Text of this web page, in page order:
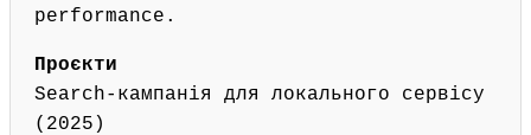
performance.
Проєкти
Search-кампанія для локального сервісу
(2025)